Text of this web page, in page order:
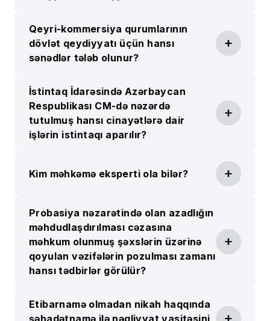
Qeyri-kommersiya qurumlarının
dövlət qeydiyyatı üçün hansı
sənədlər tələb olunur?
İstintaq İdarəsində Azərbaycan
Respublikası CM-də nəzərdə
tutulmuş hansı cinayətlərə dair
işlərin istintaqı aparılır?
Kim məhkəmə eksperti ola bilər?
Probasiya nəzarətində olan azadlığın
məhdudlaşdırılması cəzasına
məhkum olunmuş şəxslərin üzərinə
qoyulan vəzifələrin pozulması zamanı
hansı tədbirlər görülür?
Etibarnamə olmadan nikah haqqında
şəhadətnamə ilə nəqliyyat vasitəsini